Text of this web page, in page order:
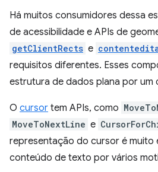
Há muitos consumidores dessa
de acessibilidade e APIs de
getClientRects e
requisitos diferentes. Esses
estrutura de dados plana por um
O cursor tem APIs, como
MoveToNextLine e
representação do cursor é muito
conteúdo de texto por vários